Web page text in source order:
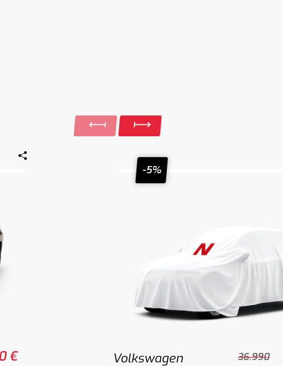
€
-5%
Volkswagen
36.990